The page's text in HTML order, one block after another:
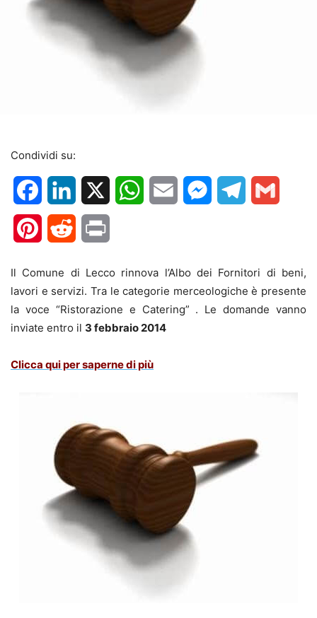
Condividi su:
FacebookLinkedIn WhatsApp
Email MessengerTelegram
PinterestReddit
Il Comune di Lecco rinnova l’Albo dei Fornitori di beni,
lavori e servizi. Tra le categorie merceologiche è presente
la voce “Ristorazione e Catering” . Le domande vanno
inviate entro il 3 febbraio 2014
Clicca qui per saperne di più